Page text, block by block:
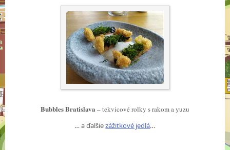
Bubbles Bratislava – tekvicové rolky s rakom a yuzu
… a ďalšiezážitkové jedlá…